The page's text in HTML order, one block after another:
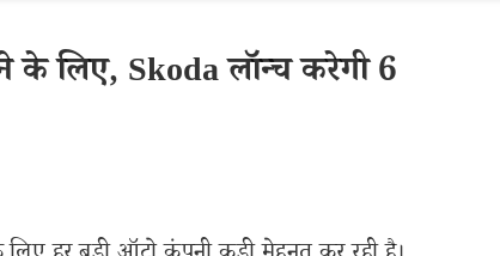
लिए, Skoda लॉन्च करेगी 6